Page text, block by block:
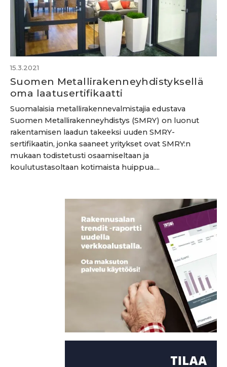
15.3.2021
Suomen Metallirakenneyhdistyksellä
oma laatusertifikaatti
Suomalaisia metallirakennevalmistajia edustava
Suomen Metallirakenneyhdistys (SMRY) on luonut
rakentamisen laadun takeeksi uuden SMRY-
sertifikaatin, jonka saaneet yritykset ovat SMRY:n
mukaan todistetusti osaamiseltaan ja
koulutustasoltaan kotimaista huippua....